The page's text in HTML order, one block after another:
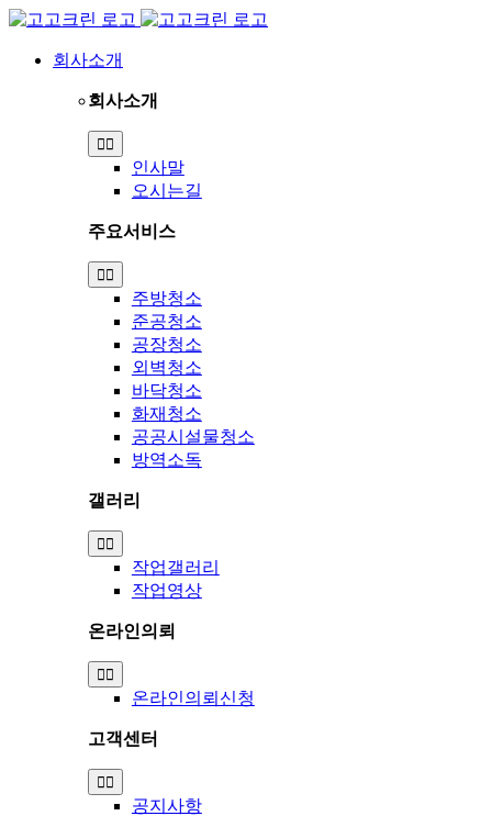
Skip
content회사소개
회사소개
Toggle
Navigation
인사말
오시는길
주요서비스
Toggle
Navigation
주방청소
준공청소
공장청소
외벽청소
바닥청소
화재청소
공공시설물청소
방역소독
갤러리
Toggle
Navigation
작업갤러리
작업영상
온라인의뢰
Toggle
Navigation
온라인의뢰신청
고객센터
Toggle
Navigation
공지사항